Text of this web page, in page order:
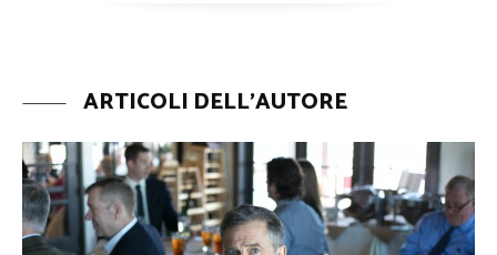
ARTICOLI DELL'AUTORE